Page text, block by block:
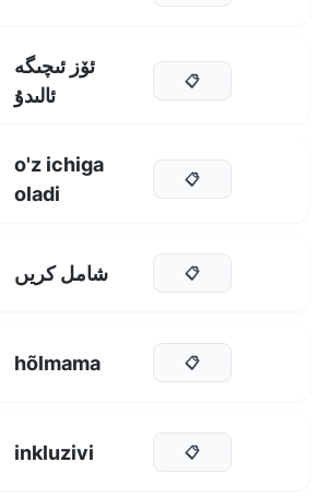
ئۆز ئىچىگە
ئالىدۇ
📋
o'z ichiga
oladi
📋
شامل کریں 📋
hõlmama 📋
inkluzivi 📋